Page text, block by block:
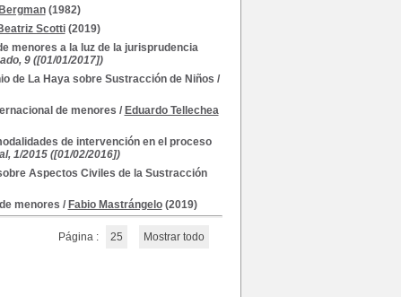
(1982)
Scotti(2019)
menores a la luz de la jurisprudencia
9 ([01/01/2017])
de La Haya sobre Sustracción de Niños /
de menores / Eduardo Tellechea
de intervención en el proceso
1/2015 ([01/02/2016])
Aspectos Civiles de la Sustracción
menores / Fabio Mastrángelo(2019)
Página : 25 Mostrar todo